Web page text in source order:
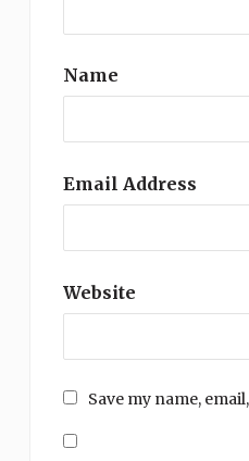
Name
Email Address
Website
Save my name,